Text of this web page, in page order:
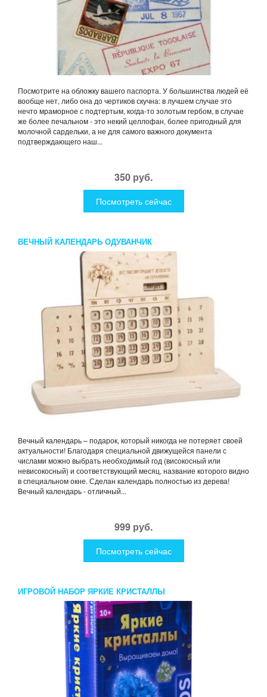
Посмотрите на обложку вашего паспорта. У большинства людей её
вообще нет, либо она до чертиков скучна: в лучшем случае это
нечто мраморное с подтертым, когда-то золотым гербом, в случае
же более печальном - это некий целлофан, более пригодный для
молочной сардельки, а не для самого важного документа
подтверждающего наш...
350 руб.
Посмотреть сейчас
ВЕЧНЫЙ КАЛЕНДАРЬ ОДУВАНЧИК
Вечный календарь – подарок, который никогда не потеряет своей
актуальности! Благодаря специальной движущейся панели с
числами можно выбрать необходимый год (високосный или
невисокосный) и соответствующий месяц, название которого видно
в специальном окне. Сделан календарь полностью из дерева!
Вечный календарь - отличный...
999 руб.
Посмотреть сейчас
ИГРОВОЙ НАБОР ЯРКИЕ КРИСТАЛЛЫ